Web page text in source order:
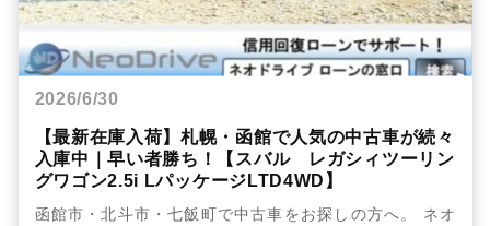
2026/6/30
【最新在庫入荷】札幌・函館で人気の中古車が続々
入庫中｜早い者勝ち！【スバル レガシィツーリン
グワゴン2.5i LパッケージLTD4WD】
函館市・北斗市・七飯町で中古車をお探しの方へ。 ネオ